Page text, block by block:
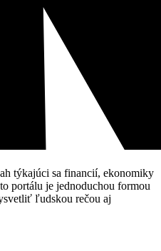
týkajúci sa financií, ekonomiky
portálu je jednoduchou formou
ľudskou rečou aj